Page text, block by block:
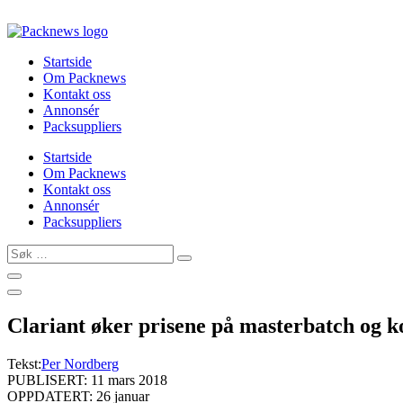
to
Startside
Om Packnews
Kontakt oss
Annonsér
Packsuppliers
Startside
Om Packnews
Kontakt oss
Annonsér
Packsuppliers
Søk
…
Clariant øker prisene på masterbatch og
Tekst:Per Nordberg
PUBLISERT: 11 mars 2018
OPPDATERT: 26 januar